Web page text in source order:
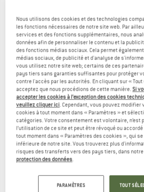
(0)
MAXXIS
Pneu de vélo
Nous utilisons des cookies et des technologies
les fonctions nécessaires de notre site web. Par
services et des fonctions supplémentaires, nous
données afin de personnaliser le contenu et la
des fonctions médias sociaux. Cela permet
médias sociaux, de publicité et d'analyse de
vous utilisez notre site web; certains de ces
pays tiers sans garanties suffisantes pour protéger
contre l'accès par les autorités. En cliquant sur «
acceptez que nous procédions de cette manière.Si
accepter les cookies à l’exception des cookies
veuillez cliquer ici. Cependant, vous pouvez modifier
cookies à tout moment dans « Paramètres » et
catégories. Votre consentement est volontaire, n’est
l’utilisation de ce site et peut être révoqué ou
tout moment dans « Paramètres des cookies », qui
inférieure de notre site. Vous trouverez plus
risques des transferts vers des pays tiers, dans
protection des données.
PARAMÈTRES TOUT